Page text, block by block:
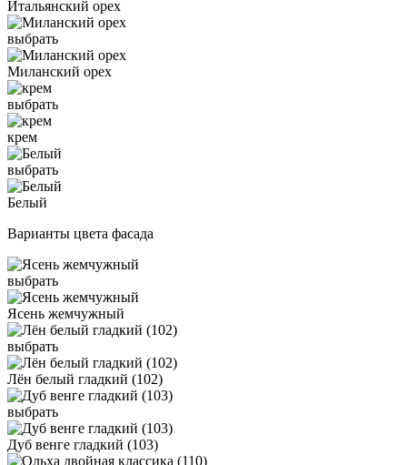
Итальянский орех
выбрать
Миланский орех
выбрать
крем
выбрать
Белый
Варианты цвета фасада
выбрать
Ясень жемчужный
выбрать
Лён белый гладкий (102)
выбрать
Дуб венге гладкий (103)